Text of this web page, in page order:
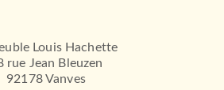
Louis Hachette
rue Jean Bleuzen
92178 Vanves